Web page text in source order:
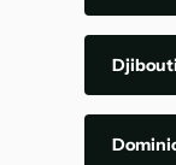
Djibouti